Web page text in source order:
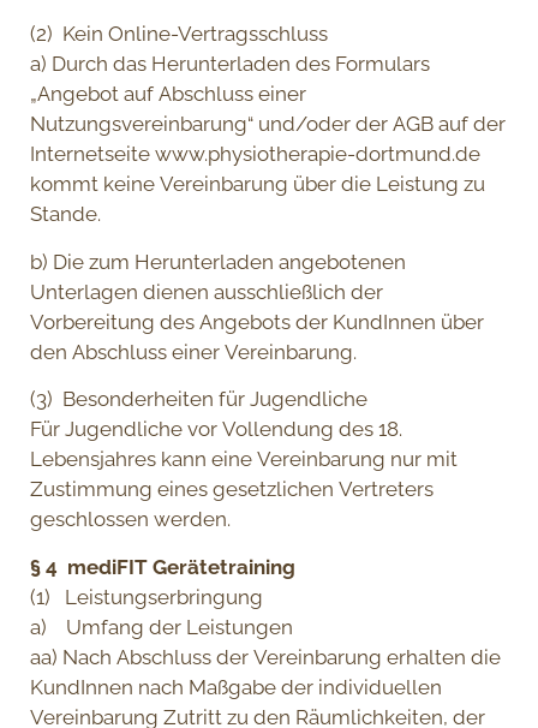
(2) Kein Online-Vertragsschluss
a) Durch das Herunterladen des Formulars
„Angebot auf Abschluss einer
Nutzungsvereinbarung“ und/oder der AGB auf der
Internetseite www.physiotherapie-dortmund.de
kommt keine Vereinbarung über die Leistung zu
Stande.
b) Die zum Herunterladen angebotenen
Unterlagen dienen ausschließlich der
Vorbereitung des Angebots der KundInnen über
den Abschluss einer Vereinbarung.
(3) Besonderheiten für Jugendliche
Für Jugendliche vor Vollendung des 18.
Lebensjahres kann eine Vereinbarung nur mit
Zustimmung eines gesetzlichen Vertreters
geschlossen werden.
§ 4 mediFIT Gerätetraining
(1) Leistungserbringung
a) Umfang der Leistungen
aa) Nach Abschluss der Vereinbarung erhalten die
KundInnen nach Maßgabe der individuellen
Vereinbarung Zutritt zu den Räumlichkeiten, der